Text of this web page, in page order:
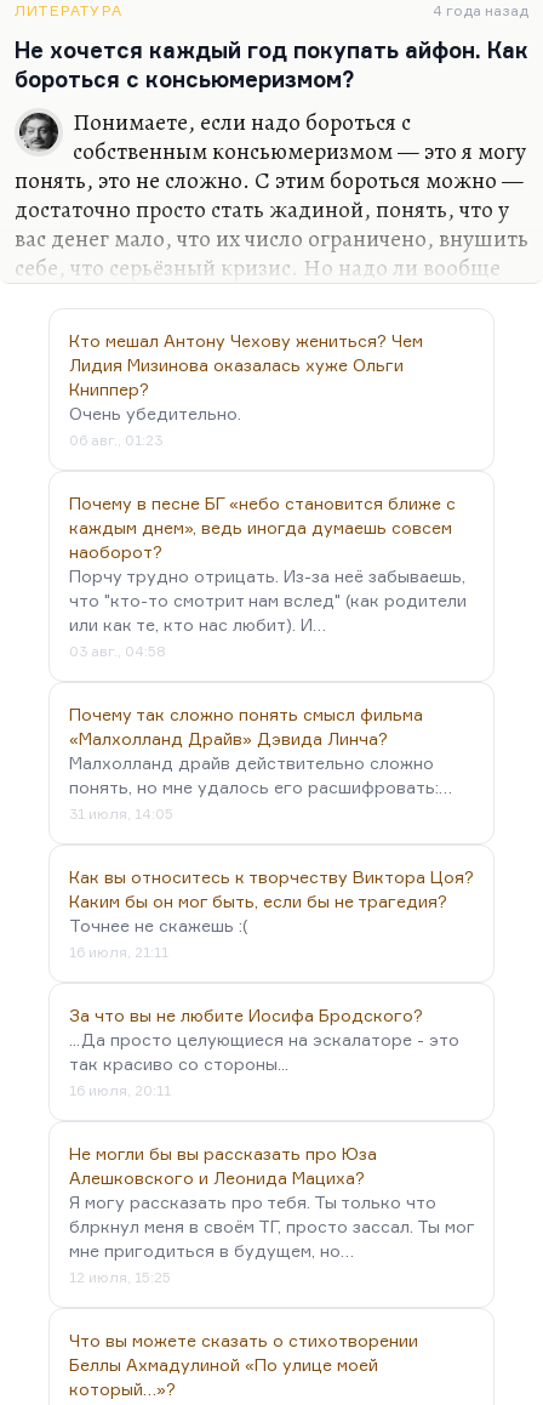
эту утопию единственной полусбывшейся или
хотя бы в чём-то сбывшейся. А что касается самой
идеи гедонизма, то, не знаю, читали ли братья
Стругацкие тогда Олдос Хаксли, но в «О дивном
новом мире» эти ощущалки тоже сделаны лет за
тридцать до…
ЛИТЕРАТУРА 4 года назад
Не хочется каждый год покупать айфон. Как
бороться с консьюмеризмом?
Понимаете, если надо бороться с
собственным консьюмеризмом — это я могу
понять, это не сложно. С этим бороться можно —
достаточно просто стать жадиной, понять, что у
вас денег мало, что их число ограничено, внушить
себе, что серьёзный кризис. Но надо ли вообще
Понимаете, Стругацкие же сами пересмотрели
своё отношение к «Хищным вещам века».
Помните, по-моему, словами Банева они это
сказали: «Не так уж много было у человечества
эпох, чтобы выпивать и закусывать quantum
satis».
Консьюмеризм — это важный этап на пути
развития человека. В какой-то момент человек
отказывается от фанатизма и погружается в
консьюмеризм. Потом ему надоедает, но опыт…
Кто мешал Антону Чехову жениться? Чем
Лидия Мизинова оказалась хуже Ольги
Книппер?
Очень убедительно.
06 авг., 01:23
Почему в песне БГ «небо становится ближе с
каждым днем», ведь иногда думаешь совсем
наоборот?
Порчу трудно отрицать. Из-за неё забываешь,
что "кто-то смотрит нам вслед" (как родители
или как те, кто нас любит). И…
03 авг., 04:58
Почему так сложно понять смысл фильма
«Малхолланд Драйв» Дэвида Линча?
Малхолланд драйв действительно сложно
понять, но мне удалось его расшифровать:…
31 июля, 14:05
Как вы относитесь к творчеству Виктора Цоя?
Каким бы он мог быть, если бы не трагедия?
Точнее не скажешь :(
16 июля, 21:11
За что вы не любите Иосифа Бродского?
...Да просто целующиеся на эскалаторе - это
так красиво со стороны...
16 июля, 20:11
Не могли бы вы рассказать про Юза
Алешковского и Леонида Мациха?
Я могу рассказать про тебя. Ты только что
блркнул меня в своём ТГ, просто зассал. Ты мог
мне пригодиться в будущем, но…
12 июля, 15:25
Что вы можете сказать о стихотворении
Беллы Ахмадулиной «По улице моей
который…»?